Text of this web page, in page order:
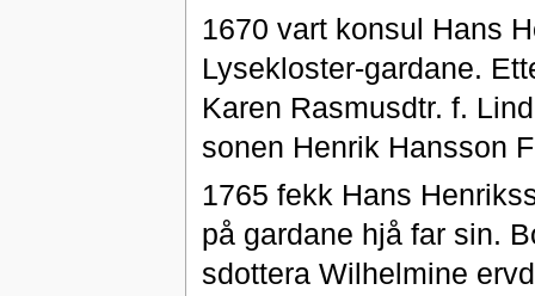
1670 vart konsul Hans
Lysekloster-gardane.
Karen Rasmusdtr. f.
sonen Henrik Hansson
1765 fekk Hans
på gardane hjå far sin.
sdottera Wilhelmine